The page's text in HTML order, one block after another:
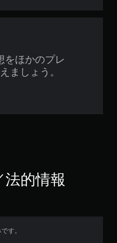
をほかのプレ
ましょう。
的情報
す。